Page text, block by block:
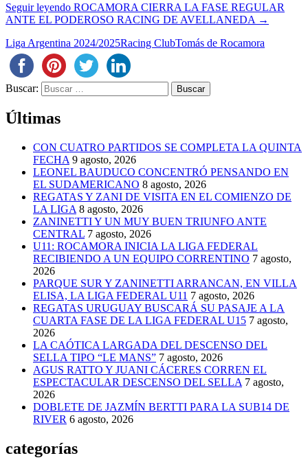
Seguir leyendo ROCAMORA CIERRA LA FASE REGULAR
ANTE EL PODEROSO RACING DE AVELLANEDA →
Liga Argentina 2024/2025Racing ClubTomás de Rocamora
Buscar:
Últimas
CON CUATRO PARTIDOS SE COMPLETA LA QUINTA
FECHA 9 agosto, 2026
LEONEL BAUDUCO CONCENTRÓ PENSANDO EN
EL SUDAMERICANO 8 agosto, 2026
REGATAS Y ZANI DE VISITA EN EL COMIENZO DE
LA LIGA 8 agosto, 2026
ZANINETTI Y UN MUY BUEN TRIUNFO ANTE
CENTRAL 7 agosto, 2026
U11: ROCAMORA INICIA LA LIGA FEDERAL
RECIBIENDO A UN EQUIPO CORRENTINO 7 agosto,
2026
PARQUE SUR Y ZANINETTI ARRANCAN, EN VILLA
ELISA, LA LIGA FEDERAL U11 7 agosto, 2026
REGATAS URUGUAY BUSCARÁ SU PASAJE A LA
CUARTA FASE DE LA LIGA FEDERAL U15 7 agosto,
2026
LA CAÓTICA LARGADA DEL DESCENSO DEL
SELLA TIPO “LE MANS” 7 agosto, 2026
AGUS RATTO Y JUANI CÁCERES CORREN EL
ESPECTACULAR DESCENSO DEL SELLA 7 agosto,
2026
DOBLETE DE JAZMÍN BERTTI PARA LA SUB14 DE
RIVER 6 agosto, 2026
categorías